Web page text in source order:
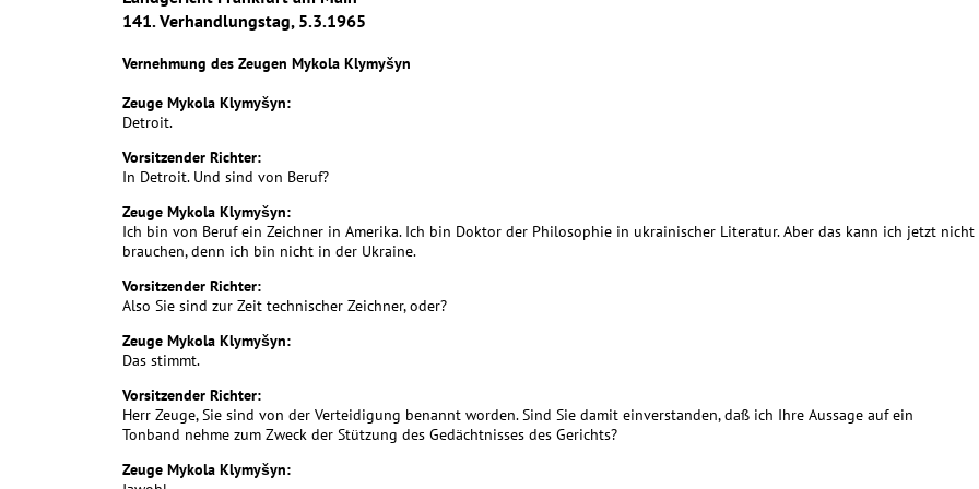
141. Verhandlungstag, 5.3.1965
Vernehmung des Zeugen Mykola Klymyšyn
Zeuge Mykola Klymyšyn:
Detroit.
Vorsitzender Richter:
In Detroit. Und sind von Beruf?
Zeuge Mykola Klymyšyn:
Ich bin von Beruf ein Zeichner in Amerika. Ich bin Doktor der Philosophie in ukrainischer Literatur. Aber das kann ich jetzt nicht
brauchen, denn ich bin nicht in der Ukraine.
Vorsitzender Richter:
Also Sie sind zur Zeit technischer Zeichner, oder?
Zeuge Mykola Klymyšyn:
Das stimmt.
Vorsitzender Richter:
Herr Zeuge, Sie sind von der Verteidigung benannt worden. Sind Sie damit einverstanden, daß ich Ihre Aussage auf ein
Tonband nehme zum Zweck der Stützung des Gedächtnisses des Gerichts?
Zeuge Mykola Klymyšyn: